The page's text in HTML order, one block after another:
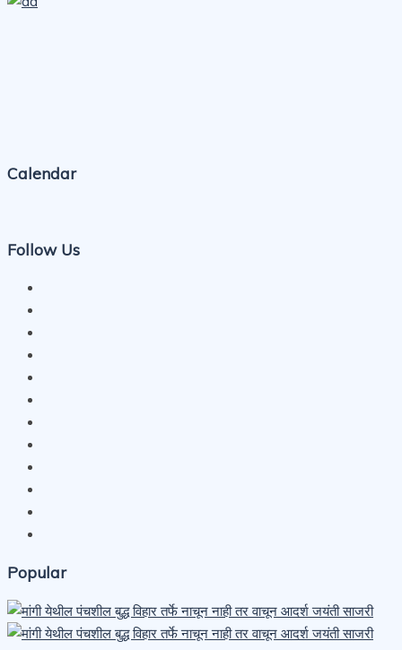
Calendar
Follow Us
Popular